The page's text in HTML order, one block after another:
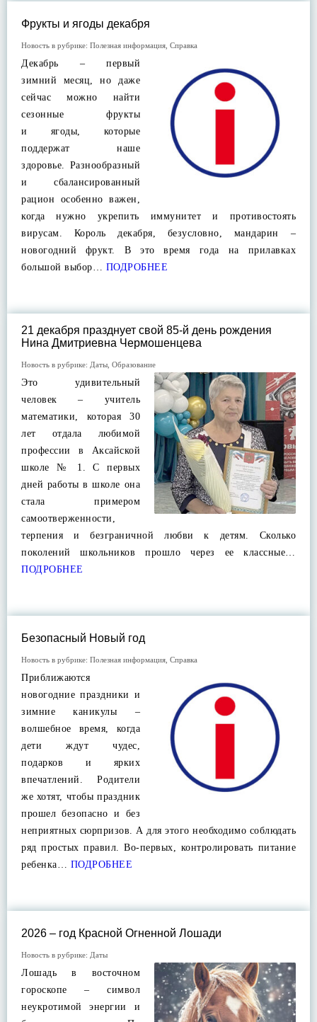
Фрукты и ягоды декабря
Новость в рубрике: Полезная информация Справка
Декабрь – первый
зимний месяц, но даже
сейчас можно найти
сезонные фрукты
и ягоды, которые
поддержат наше
здоровье. Разнообразный
и сбалансированный
рацион особенно важен,
когда нужно укрепить иммунитет и противостоять
вирусам. Король декабря, безусловно, мандарин –
новогодний фрукт. В это время года на прилавках
большой выбор… ПОДРОБНЕЕ
21 декабря празднует свой 85-й день рождения
Нина Дмитриевна Чермошенцева
Новость в рубрике: Даты Образование
Это удивительный
человек – учитель
математики, которая 30
лет отдала любимой
профессии в Аксайской
школе № 1. С первых
дней работы в школе она
стала примером
самоотверженности,
терпения и безграничной любви к детям. Сколько
поколений школьников прошло через ее классные…
ПОДРОБНЕЕ
Безопасный Новый год
Новость в рубрике: Полезная информация Справка
Приближаются
новогодние праздники и
зимние каникулы –
волшебное время, когда
дети ждут чудес,
подарков и ярких
впечатлений. Родители
же хотят, чтобы праздник
прошел безопасно и без
неприятных сюрпризов. А для этого необходимо соблюдать
ряд простых правил. Во-первых, контролировать питание
ребенка… ПОДРОБНЕЕ
2026 – год Красной Огненной Лошади
Новость в рубрике: Даты
Лошадь в восточном
гороскопе – символ
неукротимой энергии и